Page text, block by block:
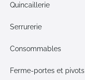
Quincaillerie
Serrurerie
Consommables
Ferme-portes et pivots